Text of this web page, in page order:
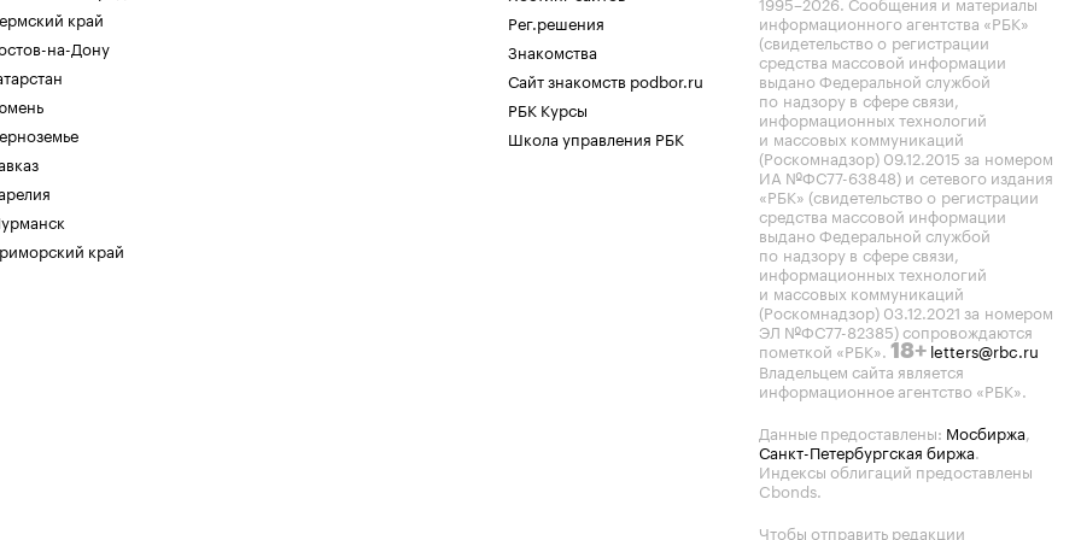
край
на-Дону
край
Рег.решения
Знакомства
Сайт знакомств podbor.ru
РБК Курсы
Школа управления РБК
информационного агентства «РБК»
(свидетельство о регистрации
средства массовой информации
выдано Федеральной службой
по надзору в сфере связи,
информационных технологий
и массовых коммуникаций
(Роскомнадзор) 09.12.2015 за номером
ИА №ФС77-63848) и сетевого издания
«РБК» (свидетельство о регистрации
средства массовой информации
выдано Федеральной службой
по надзору в сфере связи,
информационных технологий
и массовых коммуникаций
(Роскомнадзор) 03.12.2021 за номером
ЭЛ №ФС77-82385) сопровождаются
пометкой «РБК». 18+ letters@rbc.ru
Владельцем сайта является
информационное агентство «РБК».
Данные предоставлены: Мосбиржа,
Санкт-Петербургская биржа.
Индексы облигаций предоставлены
Cbonds.
Чтобы отправить редакции